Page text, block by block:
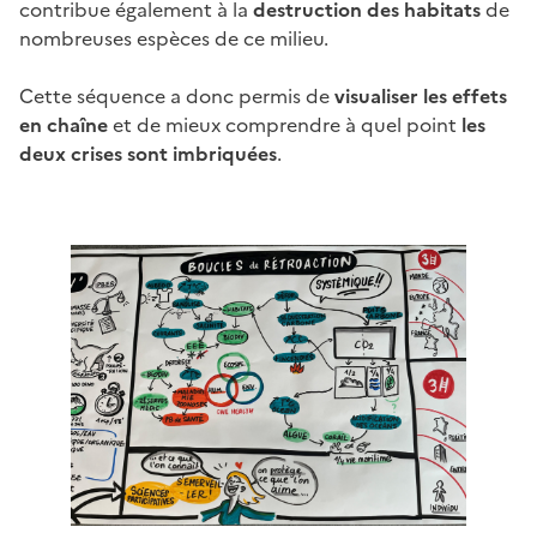
contribue également à la destruction des habitatsde
nombreuses espèces de ce milieu.
Cette séquence a donc permis devisualiser les effets
en chaîneet de mieux comprendre à quel point les
deux crises sont imbriquées.